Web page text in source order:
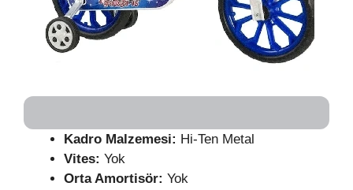
Kadro Malzemesi: Hi-Ten Metal
Vites: Yok
Orta Amortisör: Yok